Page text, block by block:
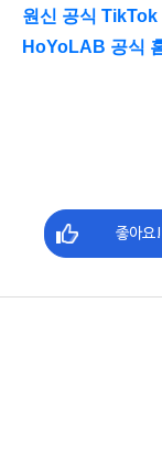
원신 공식 TikTok
HoYoLAB 공식
좋아